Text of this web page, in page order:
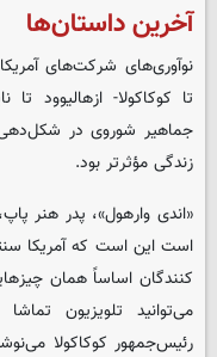
آخرین داستان‌ها
نوآوری‌های شرکت‌های
تا کوکاکولا- ازهالیوود
جماهیر شوروی در
زندگی مؤثرتر بود.
«اندی وارهول»، پدر هنر
است این است که آمریکا
کنندگان اساساً همان
می‌توانید تلویزیون
رئیس‌جمهور کوکاکولا